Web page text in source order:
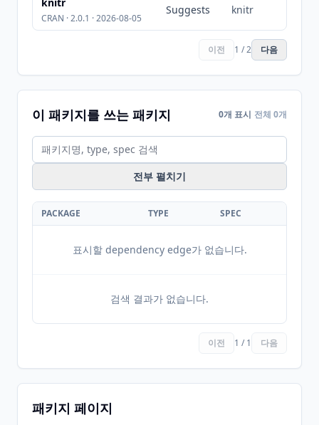
CRAN · 2.0.1 · 2026-08-05
Suggests knitr
이전 1 / 2 다음
이 패키지를 쓰는 패키지 0개 표시 전체 0개
전부 펼치기
PACKAGE TYPE SPEC
표시할 dependency edge가 없습니다.
검색 결과가 없습니다.
이전 1 / 1 다음
패키지 페이지